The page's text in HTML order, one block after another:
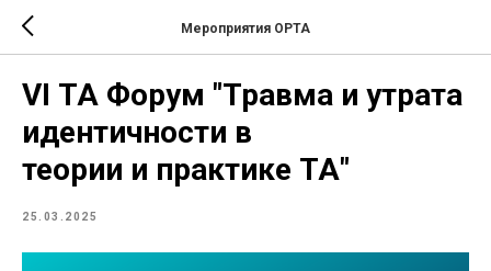
Мероприятия ОРТА
VI ТА Форум "Травма и утрата
идентичности в
теории и практике ТА"
25.03.2025